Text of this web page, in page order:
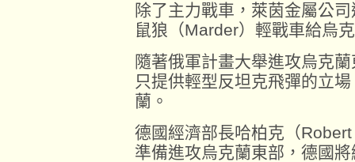
除了主力戰車，萊茵金屬公
鼠狼（Marder）輕戰車給烏
隨著俄軍計畫大舉進攻烏克
只提供輕型反坦克飛彈的立
蘭。
德國經濟部長哈柏克（
準備進攻烏克蘭東部，德國